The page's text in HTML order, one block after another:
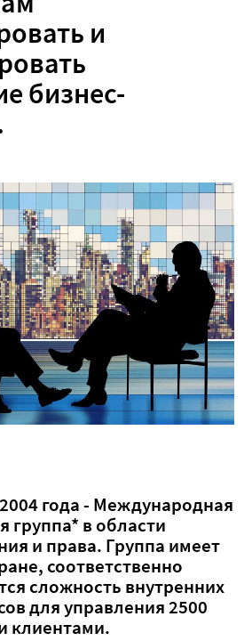
и
бизнес-
года - Международная
группа* в области
и права. Группа имеет
соответственно
сложность внутренних
для управления 2500
клиентами.